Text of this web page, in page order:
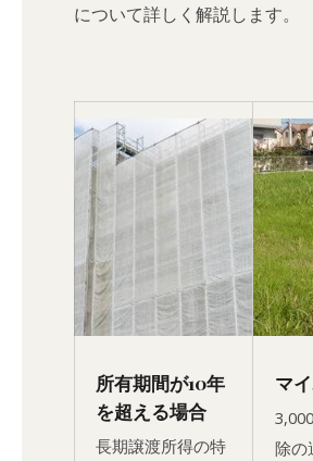
について詳しく解説します。
所有期間が10年
を超える場合
長期譲渡所得の特
マ
除の